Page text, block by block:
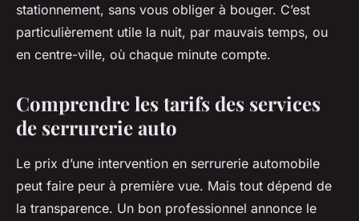
stationnement, sans vous obliger à bouger. C’est
particulièrement utile la nuit, par mauvais temps, ou
en centre-ville, où chaque minute compte.
Comprendre les tarifs des services
de serrurerie auto
Le prix d’une intervention en serrurerie automobile
peut faire peur à première vue. Mais tout dépend de
la transparence. Un bon professionnel annonce le